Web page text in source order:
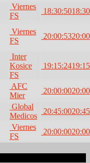
Viernes
FS
18:30:5018:30
Viernes
FS
20:00:5320:00
Inter
Kosice
FS
19:15:2419:15
AFC
Mier
20:00:0020:00
Global
Medicos
20:45:0020:45
Viernes
FS
20:00:0020:00